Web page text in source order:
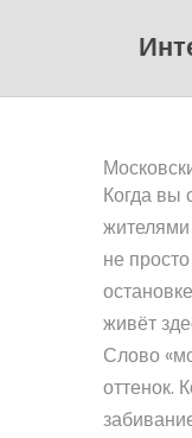
Когда вы
не
живёт
Слово
оттенок.